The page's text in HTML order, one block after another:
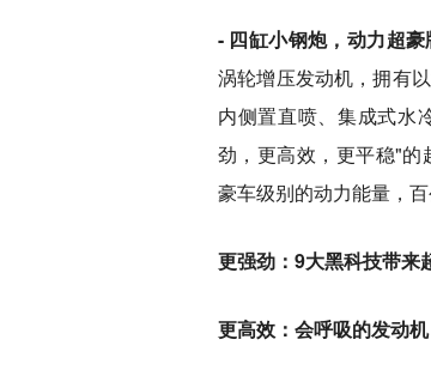
- 四缸小钢炮，动力超豪
涡轮增压发动机，拥有
内侧置直喷、集成式水
劲，更高效，更平稳"的
豪车级别的动力能量，百
更强劲：9大黑科技带来
更高效：会呼吸的发动